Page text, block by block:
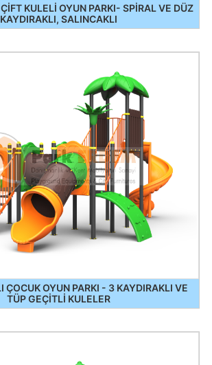
KULELİ OYUN PARKI- SPİRAL VE DÜZ
KAYDIRAKLI, SALINCAKLI
ÇOCUK OYUN PARKI - 3 KAYDIRAKLI VE
TÜP GEÇİTLİ KULELER